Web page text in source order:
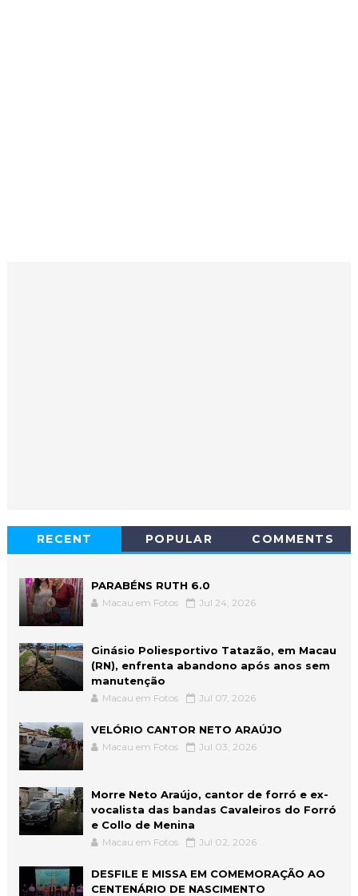
RECENT POPULAR COMMENTS
PARABÉNS RUTH 6.0
Macau em Fotos Jul 24, 2026
Ginásio Poliesportivo Tatazão, em Macau
(RN), enfrenta abandono após anos sem
manutenção
Macau em Fotos Jul 07, 2026
VELÓRIO CANTOR NETO ARAÚJO
Macau em Fotos Jul 03, 2026
Morre Neto Araújo, cantor de forró e ex-
vocalista das bandas Cavaleiros do Forró
e Collo de Menina
Macau em Fotos Jul 02, 2026
DESFILE E MISSA EM COMEMORAÇÃO AO
CENTENÁRIO DE NASCIMENTO